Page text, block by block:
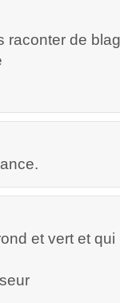
raconter de
et vert et